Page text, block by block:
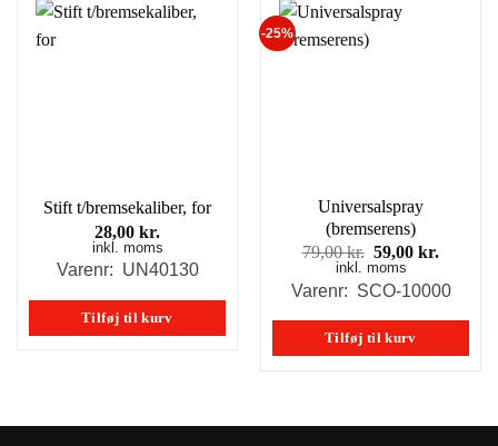
Stift t/bremsekaliber, for
28,00 kr.
inkl. moms
Varenr: UN40130
Tilføj til kurv
-25%
Universalspray
(bremserens)
79,00kr. Den
oprindelige
pris
79,00 kr..
59,00kr.
pris
59,00
inkl. moms
Varenr: SCO-10000
Tilføj til kurv